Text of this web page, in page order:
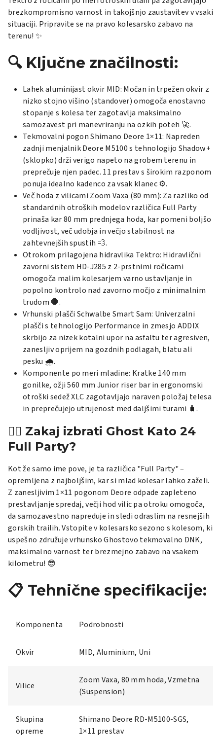
brezkompromisno varnost in takojšnjo zaustavitev v vsaki
situaciji. Pripravite se na pravo kolesarsko zabavo na
terenu! ✨
🔍 Ključne značilnosti:
Lahek aluminijast okvir MID: Močan in trpežen okvir z
nizko stojno višino (standover) omogoča enostavno
stopanje s kolesa ter zagotavlja maksimalno
samozavest pri manevriranju na ozkih poteh 🚀.
Tekmovalni pogon Shimano Deore 1×11: Napreden
zadnji menjalnik Deore M5100 s tehnologijo Shadow+
(sklopko) drži verigo napeto na grobem terenu in
preprečuje njen padec. 11 prestav s širokim razponom
ponuja idealno kadenco za vsak klanec ⚙️.
Več hoda z vilicami Zoom Vaxa (80 mm): Za razliko od
standardnih otroških modelov različica Full Party
prinaša kar 80 mm prednjega hoda, kar pomeni boljšo
vodljivost, več udobja in večjo stabilnost na
zahtevnejših spustih 💨.
Otrokom prilagojena hidravlika Tektro: Hidravlični
zavorni sistem HD-J285 z 2-prstnimi ročicami
omogoča malim kolesarjem varno ustavljanje in
popolno kontrolo nad zavorno močjo z minimalnim
trudom 🛑.
Vrhunski plašči Schwalbe Smart Sam: Univerzalni
plašči s tehnologijo Performance in zmesjo ADDIX
skrbijo za nizek kotalni upor na asfaltu ter agresiven,
zanesljiv oprijem na gozdnih podlagah, blatu ali
pesku 🌧️.
Komponente po meri mladine: Kratke 140 mm
gonilke, ožji 560 mm Junior riser bar in ergonomski
otroški sedež XLC zagotavljajo naraven položaj telesa
in preprečujejo utrujenost med daljšimi turami 🧳.
🚴‍♂️ Zakaj izbrati Ghost Kato 24
Full Party?
Kot že samo ime pove, je ta različica "Full Party" –
opremljena z najboljšim, kar si mlad kolesar lahko zaželi.
Z zanesljivim 1×11 pogonom Deore odpade zapleteno
prestavljanje spredaj, večji hod vilic pa otroku omogoča,
da samozavestno napreduje in sledi odraslim na resnejših
gorskih trailih. Vstopite v kolesarsko sezono s kolesom, ki
uspešno združuje vrhunsko Ghostovo tekmovalno DNK,
maksimalno varnost ter brezmejno zabavo na vsakem
kilometru! 😎
📋 Tehnične specifikacije:
Komponenta Podrobnosti
Okvir MID, Aluminium, Uni
Vilice
Zoom Vaxa, 80 mm hoda, Vzmetna
(Suspension)
Skupina
opreme
Shimano Deore RD-M5100-SGS,
1×11 prestav